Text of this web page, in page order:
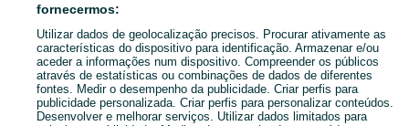
Pesquisas populares
fornecermos:
Utilizar dados de geolocalização precisos. Procurar ativamente as
características do dispositivo para identificação. Armazenar e/ou
aceder a informações num dispositivo. Compreender os públicos
através de estatísticas ou combinações de dados de diferentes
fontes. Medir o desempenho da publicidade. Criar perfis para
publicidade personalizada. Criar perfis para personalizar conteúdos.
Desenvolver e melhorar serviços. Utilizar dados limitados para